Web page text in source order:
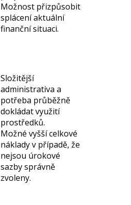
Možnost přizpůsobit
splácení aktuální
finanční situaci.
Složitější
administrativa a
potřeba průběžně
dokládat využití
prostředků.
Možné vyšší celkové
náklady v případě, že
nejsou úrokové
sazby správně
zvoleny.